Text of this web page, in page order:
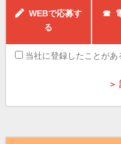
WEBで応募す
る
☎
当社に登録したことがあ
＞